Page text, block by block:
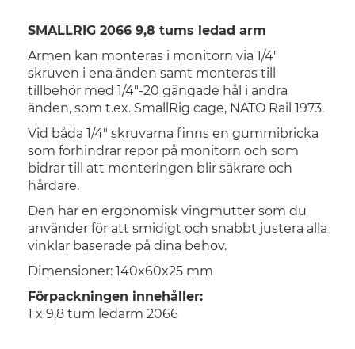
SMALLRIG 2066 9,8 tums ledad arm
Armen kan monteras i monitorn via 1/4"
skruven i ena änden samt monteras till
tillbehör med 1/4"-20 gängade hål i andra
änden, som t.ex. SmallRig cage, NATO Rail 1973.
Vid båda 1/4" skruvarna finns en gummibricka
som förhindrar repor på monitorn och som
bidrar till att monteringen blir säkrare och
hårdare.
Den har en ergonomisk vingmutter som du
använder för att smidigt och snabbt justera alla
vinklar baserade på dina behov.
Dimensioner: 140x60x25 mm
Förpackningen innehåller:
1 x 9,8 tum ledarm 2066